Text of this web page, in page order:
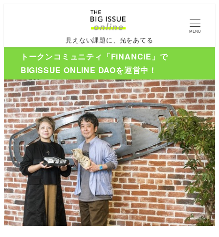
見えない課題に、光をあてる
MENU
トークンコミュニティ「FiNANCiE」で
BIGISSUE ONLINE DAOを運営中！